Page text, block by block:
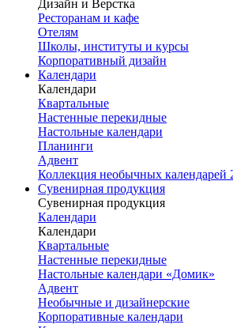
Дизайн и Верстка
Ресторанам и кафе
Отелям
Школы, институты и курсы
Корпоративный дизайн
Календари
Календари
Квартальные
Настенные перекидные
Настольные календари
Планинги
Адвент
Коллекция необычных календарей
Сувенирная продукция
Сувенирная продукция
Календари
Календари
Квартальные
Настенные перекидные
Настольные календари «Домик»
Адвент
Необычные и дизайнерские
Корпоративные календари